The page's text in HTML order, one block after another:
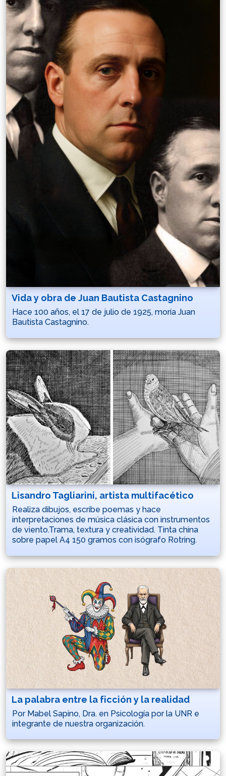
Vida y obra de Juan Bautista Castagnino
Hace 100 años, el 17 de julio de 1925, moría Juan
Bautista Castagnino.
Lisandro Tagliarini, artista multifacético
Realiza dibujos, escribe poemas y hace
interpretaciones de música clásica con instrumentos
de viento.Trama, textura y creatividad. Tinta china
sobre papel A4 150 gramos con isógrafo Rotring.
La palabra entre la ficción y la realidad
Por Mabel Sapino, Dra. en Psicología por la UNR e
integrante de nuestra organización.